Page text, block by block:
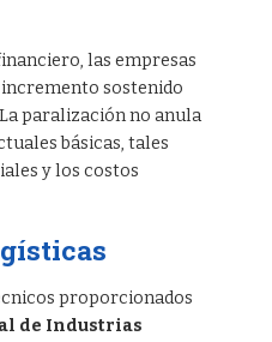
las empresas
sostenido
paralización no anula
básicas, tales
y los costos
proporcionados
de Industrias